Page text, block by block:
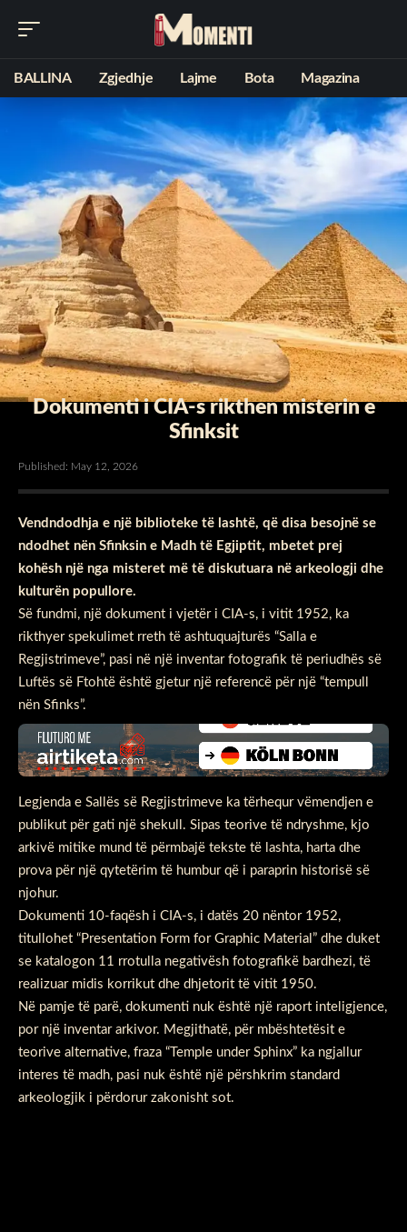
BALLINA Zgjedhje Lajme Bota Magazina
Dokumenti i CIA-s rikthen misterin e
Sfinksit
Published: May 12, 2026
Vendndodhja e një biblioteke të lashtë, që disa besojnë se
ndodhet nën Sfinksin e Madh të Egjiptit, mbetet prej
kohësh një nga misteret më të diskutuara në arkeologji dhe
kulturën popullore.
Së fundmi, një dokument i vjetër i CIA-s, i vitit 1952, ka
rikthyer spekulimet rreth të ashtuquajturës “Salla e
Regjistrimeve”, pasi në një inventar fotografik të periudhës së
Luftës së Ftohtë është gjetur një referencë për një “tempull
nën Sfinks”.
Legjenda e Sallës së Regjistrimeve ka tërhequr vëmendjen e
publikut për gati një shekull. Sipas teorive të ndryshme, kjo
arkivë mitike mund të përmbajë tekste të lashta, harta dhe
prova për një qytetërim të humbur që i paraprin historisë së
njohur.
Dokumenti 10-faqësh i CIA-s, i datës 20 nëntor 1952,
titullohet “Presentation Form for Graphic Material” dhe duket
se katalogon 11 rrotulla negativësh fotografikë bardhezi, të
realizuar midis korrikut dhe dhjetorit të vitit 1950.
Në pamje të parë, dokumenti nuk është një raport inteligjence,
por një inventar arkivor. Megjithatë, për mbështetësit e
teorive alternative, fraza “Temple under Sphinx” ka ngjallur
interes të madh, pasi nuk është një përshkrim standard
arkeologjik i përdorur zakonisht sot.